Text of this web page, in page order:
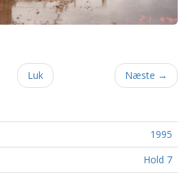
Luk Næste →
1995
Hold 7